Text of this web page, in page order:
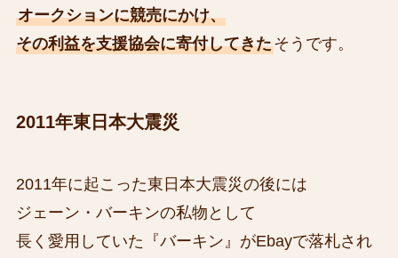
オークションに競売にかけ、
その利益を支援協会に寄付してきたそうです。
2011年東日本大震災
2011年に起こった東日本大震災の後には
ジェーン・バーキンの私物として
長く愛用していた『バーキン』がEbayで落札され